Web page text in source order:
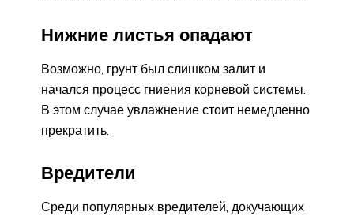
Нижние листья опадают
Возможно, грунт был слишком залит и
начался процесс гниения корневой системы.
В этом случае увлажнение стоит немедленно
прекратить.
Вредители
Среди популярных вредителей, докучающих